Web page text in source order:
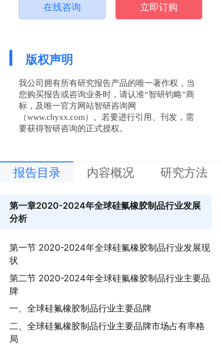
在线咨询 立即订购
版权声明
我公司拥有所有研究报告产品的唯一著作权，当
您购买报告或咨询业务时，请认准“智研钧略”商
标，及唯一官方网站智研咨询网
（www.chyxx.com）。若要进行引用、刊发，需
要获得智研咨询的正式授权。
报告目录 内容概况 研究方法
第一章2020-2024年全球硅氟橡胶制品行业发展
分析
第一节 2020-2024年全球硅氟橡胶制品行业发展现
状
第二节 2020-2024年全球硅氟橡胶制品行业主要品
牌
一、全球硅氟橡胶制品行业主要品牌
二、全球硅氟橡胶制品行业主要品牌市场占有率格
局